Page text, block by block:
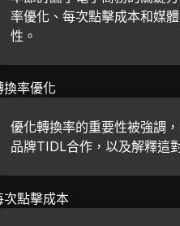
率優化、每次點擊成本和媒
性。
換率優化
優化轉換率的重要性被強調
品牌TIDL合作，以及解釋這
次點擊成本